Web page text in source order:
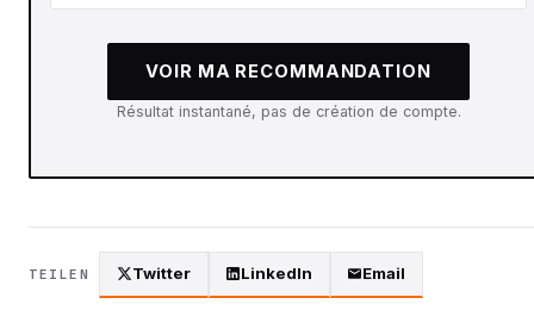
VOIR MA RECOMMANDATION
Résultat instantané, pas de création de compte.
TEILEN Twitter LinkedIn Email